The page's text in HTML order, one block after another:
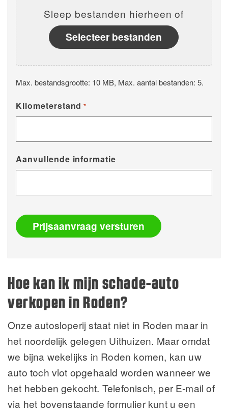
Sleep bestanden hierheen of
Selecteer bestanden
Max. bestandsgrootte: 10 MB, Max. aantal bestanden: 5.
Kilometerstand *
Aanvullende informatie
Prijsaanvraag versturen
Hoe kan ik mijn schade-auto
verkopen in Roden?
Onze autosloperij staat niet in Roden maar in
het noordelijk gelegen Uithuizen. Maar omdat
we bijna wekelijks in Roden komen, kan uw
auto toch vlot opgehaald worden wanneer we
het hebben gekocht. Telefonisch, per E-mail of
via het bovenstaande formulier kunt u een